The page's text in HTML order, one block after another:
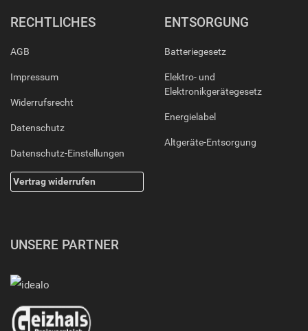
RECHTLICHES
AGB
Impressum
Widerrufsrecht
Datenschutz
Datenschutz-Einstellungen
Vertrag widerrufen
ENTSORGUNG
Batteriegesetz
Elektro- und
Elektronikgerätegesetz
Energielabel
Altgeräte-Entsorgung
UNSERE PARTNER